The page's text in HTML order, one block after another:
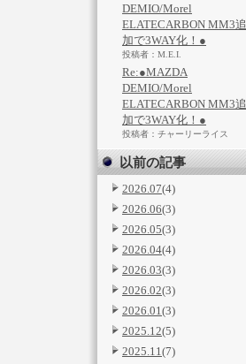
DEMIO/Morel
ELATECARBON MM3追
加で3WAY化！●
投稿者：M.E.I.
Re:●MAZDA
DEMIO/Morel
ELATECARBON MM3追
加で3WAY化！●
投稿者：チャーリーライス
以前の記事
2026.07(4)
2026.06(3)
2026.05(3)
2026.04(4)
2026.03(3)
2026.02(3)
2026.01(3)
2025.12(5)
2025.11(7)